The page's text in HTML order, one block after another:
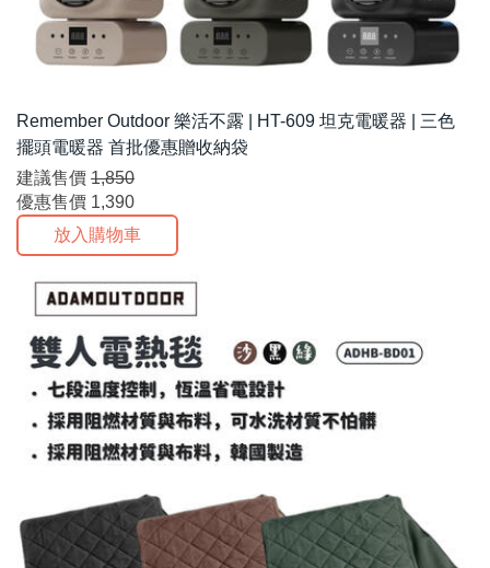
Remember Outdoor 樂活不露 | HT-609 坦克電暖器 | 三色
擺頭電暖器 首批優惠贈收納袋
建議售價 1,850
優惠售價 1,390
放入購物車